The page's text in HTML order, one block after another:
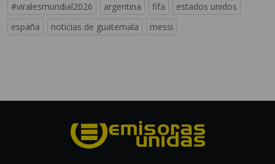
#viralesmundial2026
argentina fifa
estados unidos
españa
noticias de guatemala messi